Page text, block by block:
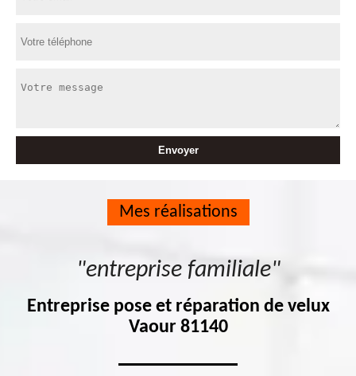
Mes réalisations
"entreprise familiale"
Entreprise pose et réparation de velux
Vaour 81140